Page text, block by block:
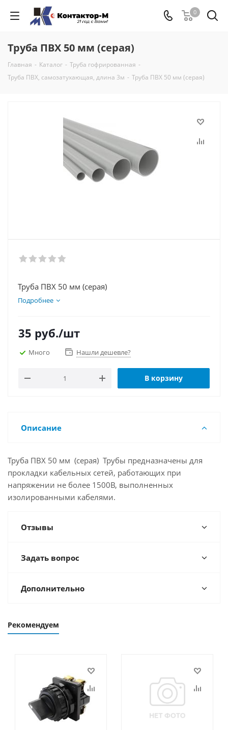
0
Труба ПВХ 50 мм (серая)
Главная - Каталог - Труба гофрированная -
Труба ПВХ, самозатухающая, длина 3м - Труба ПВХ 50 мм (серая)
Труба ПВХ 50 мм (серая)
Подробнее
35 руб./шт
Много Нашли дешевле?
В корзину
Описание
Труба ПВХ 50 мм (серая) Трубы предназначены для
прокладки кабельных сетей, работающих при
напряжении не более 1500В, выполненных
изолированными кабелями.
Отзывы
Задать вопрос
Дополнительно
Рекомендуем